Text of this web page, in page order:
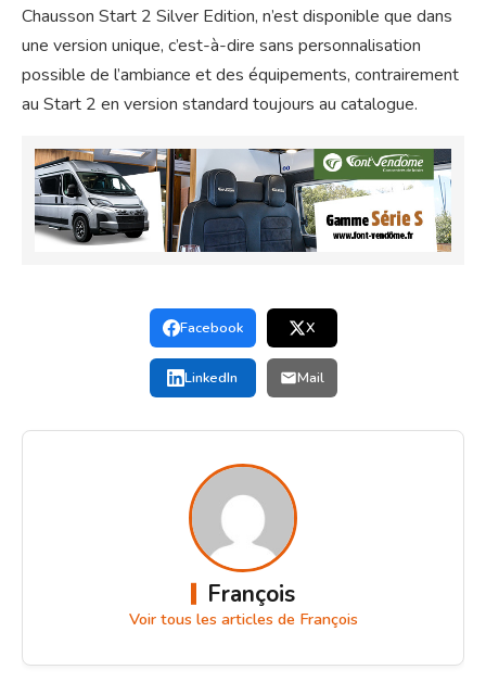
Chausson Start 2 Silver Edition, n’est disponible que dans
une version unique, c’est-à-dire sans personnalisation
possible de l’ambiance et des équipements, contrairement
au Start 2 en version standard toujours au catalogue.
Facebook X
LinkedIn Mail
François
Voir tous les articles de François